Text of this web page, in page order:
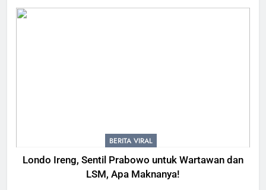
BERITA VIRAL
Londo Ireng, Sentil Prabowo untuk Wartawan dan
LSM, Apa Maknanya!